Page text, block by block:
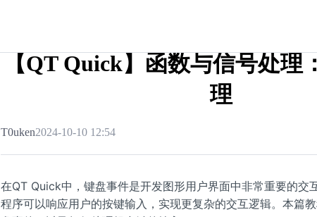
【QT Quick】函数与信号处理
理
T0uken2024-10-10 12:54
在QT Quick中，键盘事件是开发图形用户界面中非常重要的交
程序可以响应用户的按键输入，实现更复杂的交互逻辑。本篇